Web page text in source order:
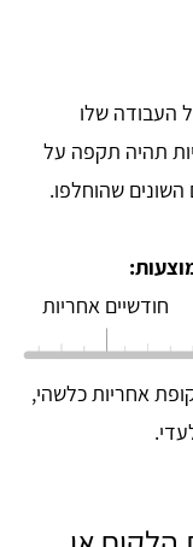
העבודה שלו
האחריות תהיה תקפה על
שהוחלפו.
חודשיים אחריות
אחריות כלשהי,